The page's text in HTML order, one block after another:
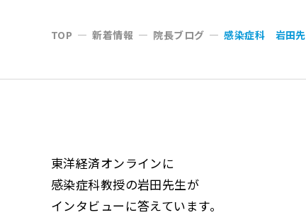
TOP —新着情報 — 院長ブログ —感染症科 岩田
東洋経済オンラインに
感染症科教授の岩田先生が
インタビューに答えています。